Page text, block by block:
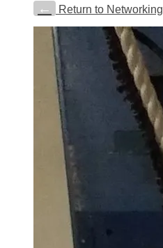
← Return to Networking